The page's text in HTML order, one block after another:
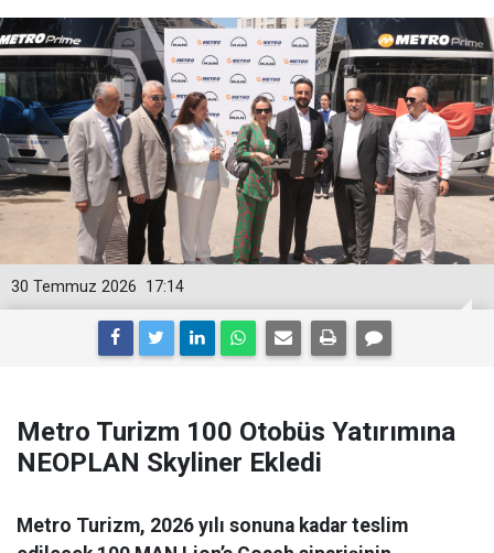
17:14
30 Temmuz 2026
Metro Turizm 100 Otobüs Yatırımına
NEOPLAN Skyliner Ekledi
Metro Turizm, 2026 yılı sonuna kadar teslim